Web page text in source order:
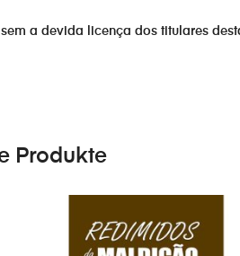
a devida licença dos titulares
Produkte